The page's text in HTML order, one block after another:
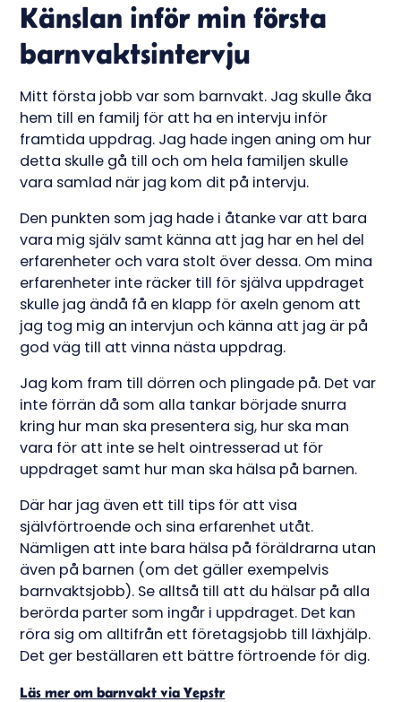
Känslan inför min första
barnvaktsintervju
Mitt första jobb var som barnvakt. Jag skulle åka
hem till en familj för att ha en intervju inför
framtida uppdrag. Jag hade ingen aning om hur
detta skulle gå till och om hela familjen skulle
vara samlad när jag kom dit på intervju.
Den punkten som jag hade i åtanke var att bara
vara mig själv samt känna att jag har en hel del
erfarenheter och vara stolt över dessa. Om mina
erfarenheter inte räcker till för själva uppdraget
skulle jag ändå få en klapp för axeln genom att
jag tog mig an intervjun och känna att jag är på
god väg till att vinna nästa uppdrag.
Jag kom fram till dörren och plingade på. Det var
inte förrän då som alla tankar började snurra
kring hur man ska presentera sig, hur ska man
vara för att inte se helt ointresserad ut för
uppdraget samt hur man ska hälsa på barnen.
Där har jag även ett till tips för att visa
självförtroende och sina erfarenhet utåt.
Nämligen att inte bara hälsa på föräldrarna utan
även på barnen (om det gäller exempelvis
barnvaktsjobb). Se alltså till att du hälsar på alla
berörda parter som ingår i uppdraget. Det kan
röra sig om alltifrån ett företagsjobb till läxhjälp.
Det ger beställaren ett bättre förtroende för dig.
Läs mer om barnvakt via Yepstr